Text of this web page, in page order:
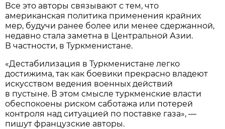
Все это авторы связывают с тем, что
американская политика применения крайних
мер, будучи ранее более или менее сдержанной,
недавно стала заметна в Центральной Азии.
В частности, в Туркменистане.
«Дестабилизация в Туркменистане легко
достижима, так как боевики прекрасно владеют
искусством ведения военных действий
в пустыне. В этом смысле туркменские власти
обеспокоены риском саботажа или потерей
контроля над ситуацией по поставке газа», —
пишут французские авторы.